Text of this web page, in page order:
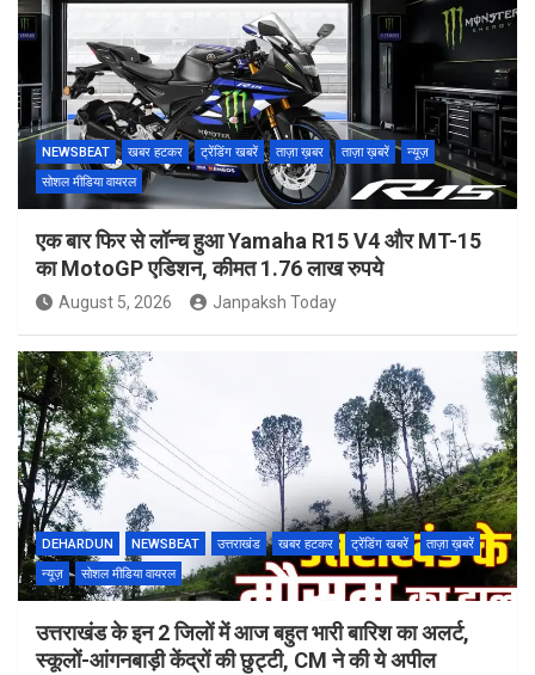
NEWSBEAT खबर हटकर ट्रेंडिंग खबरें ताज़ा ख़बर ताज़ा ख़बरें
न्यूज़
सोशल मीडिया वायरल
एक बार फिर से लॉन्च हुआ Yamaha R15 V4 और MT-15
का MotoGP एडिशन, कीमत 1.76 लाख रुपये
August 5, 2026 Janpaksh Today
DEHARDUN NEWSBEAT उत्तराखंड खबर हटकर ट्रेंडिंग खबरें
ताज़ा ख़बरें
न्यूज़
सोशल मीडिया वायरल
उत्तराखंड के इन 2 जिलों में आज बहुत भारी बारिश का अलर्ट,
स्कूलों-आंगनबाड़ी केंद्रों की छुट्टी, CM ने की ये अपील